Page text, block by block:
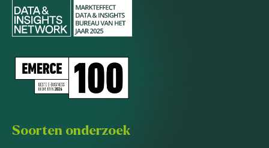
Soorten onderzoek